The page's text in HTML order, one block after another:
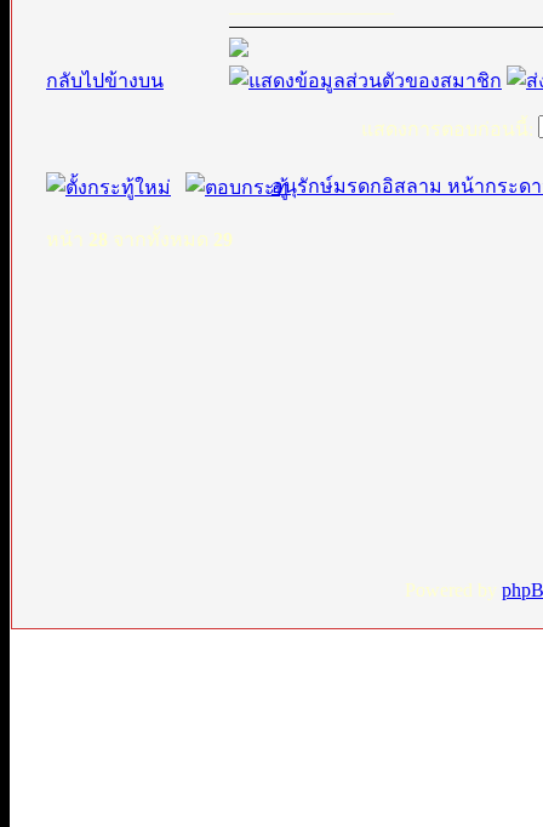
กลับไปข้างบน
แสดงการตอบก่อนนี้:
อนุรักษ์มรดกอิสลาม หน้ากระด
หน้า 28 จากทั้งหมด 29
Powered by